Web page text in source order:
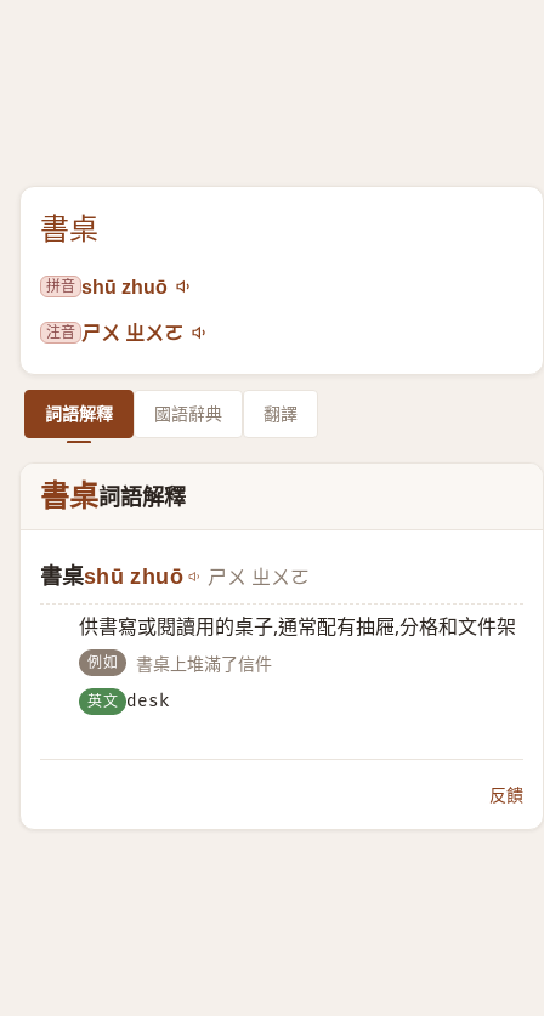
書桌
拼音 shū zhuō
注音 ㄕㄨ ㄓㄨㄛ
詞語解釋 國語辭典 翻譯
書桌詞語解釋
書桌shū zhuō ㄕㄨ ㄓㄨㄛ
供書寫或閱讀用的桌子,通常配有抽屜,分格和文件架
例如 書桌上堆滿了信件
英文 desk
反饋